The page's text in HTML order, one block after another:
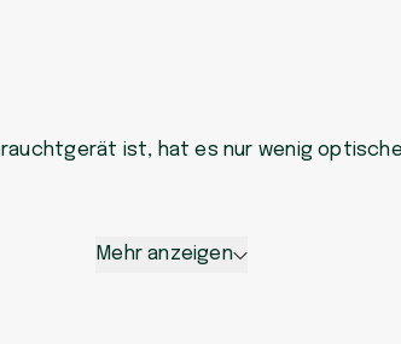
ist, hat es nur wenig
Mehr anzeigen